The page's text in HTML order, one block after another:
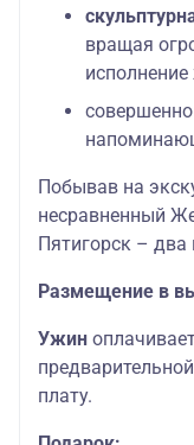
вращая
Побывав на
несравненный
Пятигорск – два
Размещение в
Ужин
плату.